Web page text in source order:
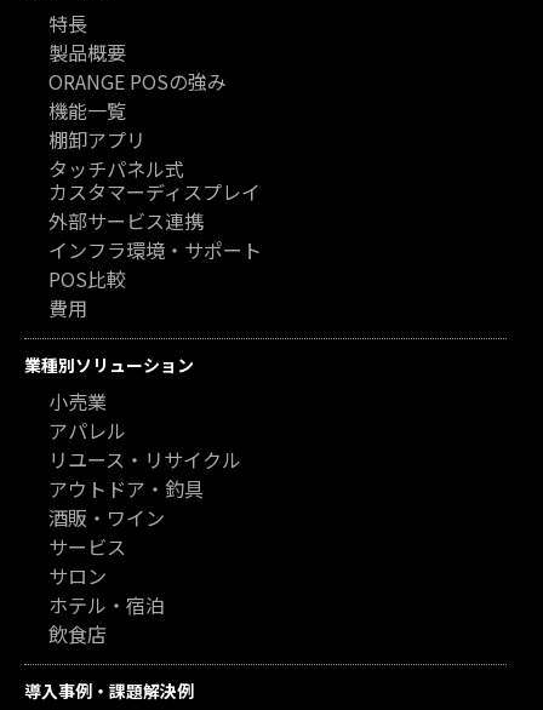
特長
製品概要
ORANGE POSの強み
機能一覧
棚卸アプリ
タッチパネル式
カスタマーディスプレイ
外部サービス連携
インフラ環境・サポート
POS比較
費用
業種別ソリューション
小売業
アパレル
リユース・リサイクル
アウトドア・釣具
酒販・ワイン
サービス
サロン
ホテル・宿泊
飲食店
導入事例・課題解決例